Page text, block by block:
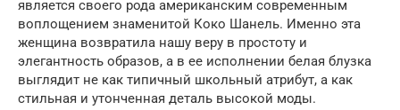
является своего рода американским современным
воплощением знаменитой Коко Шанель. Именно эта
женщина возвратила нашу веру в простоту и
элегантность образов, а в ее исполнении белая блузка
выглядит не как типичный школьный атрибут, а как
стильная и утонченная деталь высокой моды.